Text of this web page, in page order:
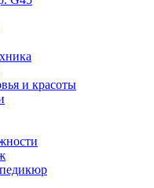
и красоты